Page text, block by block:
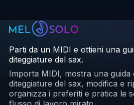
Parti da un MIDI e ottieni una
diteggiature del sax.
Importa MIDI, mostra una guida
diteggiature del sax, modifica e
organizza i preferiti e pratica le